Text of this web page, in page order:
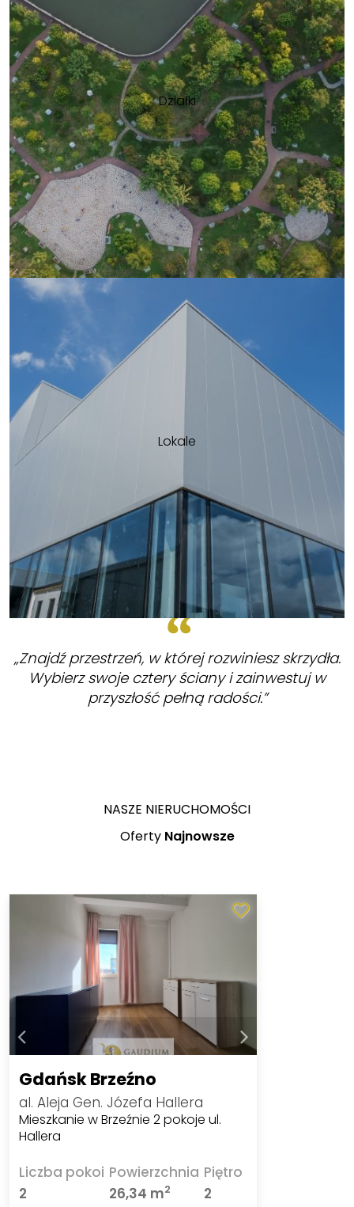
Działki
Lokale
„Znajdź przestrzeń, w której rozwiniesz skrzydła.
Wybierz swoje cztery ściany i zainwestuj w
przyszłość pełną radości.”
NASZE NIERUCHOMOŚCI
Oferty Najnowsze
Gdańsk Brzeźno
al. Aleja Gen. Józefa Hallera
Mieszkanie w Brzeźnie 2 pokoje ul.
Hallera
Liczba pokoi
2
Powierzchnia
26,34 m2
Piętro
2